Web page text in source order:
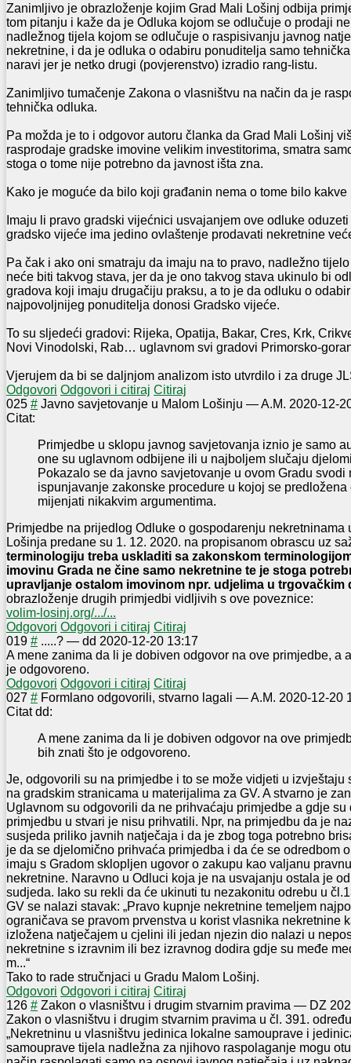
Zanimljivo je obrazloženje kojim Grad Mali Lošinj odbija
tom pitanju i kaže da je Odluka kojom se odlučuje o prodaji
nadležnog tijela kojom se odlučuje o raspisivanju javnog
nekretnine, i da je odluka o odabiru ponuditelja samo
naravi jer je netko drugi (povjerenstvo) izradio rang-listu.
Zanimljivo tumačenje Zakona o vlasništvu na način da je
tehnička odluka.
Pa možda je to i odgovor autoru članka da Grad Mali Lošinj
rasprodaje gradske imovine velikim investitorima, smatra
stoga o tome nije potrebno da javnost išta zna.
Kako je moguće da bilo koji građanin nema o tome bilo
Imaju li pravo gradski vijećnici usvajanjem ove odluke
gradsko vijeće ima jedino ovlaštenje prodavati nekretnine
Pa čak i ako oni smatraju da imaju na to pravo, nadležno
neće biti takvog stava, jer da je ono takvog stava ukinulo bi
gradova koji imaju drugačiju praksu, a to je da odluku o
najpovoljnijeg ponuditelja donosi Gradsko vijeće.
To su sljedeći gradovi: Rijeka, Opatija, Bakar, Cres, Krk,
Novi Vinodolski, Rab… uglavnom svi gradovi Primorsko-
Vjerujem da bi se daljnjom analizom isto utvrdilo i za druge
Odgovori Odgovori i citiraj Citiraj
025 # Javno savjetovanje u Malom Lošinju —A.M. 2020-12-
Citat:
Primjedbe u sklopu javnog savjetovanja iznio je samo
one su uglavnom odbijene ili u najboljem slučaju
Pokazalo se da javno savjetovanje u ovom Gradu svodi
ispunjavanje zakonske procedure u kojoj se predložena
mijenjati nikakvim argumentima.
Primjedbe na prijedlog Odluke o gospodarenju nekretninama
Lošinja predane su 1. 12. 2020. na propisanom obrascu uz
terminologiju treba uskladiti sa zakonskom
imovinu Grada ne čine samo nekretnine te je stoga
upravljanje ostalom imovinom npr. udjelima u trgovačkim
obrazloženje drugih primjedbi vidljivih s ove poveznice:
volim-losinj.org/.../...
Odgovori Odgovori i citiraj Citiraj
019 # .....? — dd 2020-12-20 13:17
A mene zanima da li je dobiven odgovor na ove primjedbe, a
je odgovoreno.
Odgovori Odgovori i citiraj Citiraj
027 # Formlano odgovorili, stvarno lagali —A.M. 2020-12-20
Citat dd:
A mene zanima da li je dobiven odgovor na ove
bih znati što je odgovoreno.
Je, odgovorili su na primjedbe i to se može vidjeti u izvještaju
na gradskim stranicama u materijalima za GV. A stvarno je
Uglavnom su odgovorili da ne prihvaćaju primjedbe a gdje
primjedbu u stvari je nisu prihvatili. Npr, na primjedbu da je
susjeda priliko javnih natječaja i da je zbog toga potrebno
je da se djelomično prihvaća primjedba i da će se odredbom
imaju s Gradom sklopljen ugovor o zakupu kao valjanu
nekretnine. Naravno u Odluci koja je na usvajanju ostala je
sudjeda. Iako su rekli da će ukinuti tu nezakonitu odrebu u
GV se nalazi stavak: „Pravo kupnje nekretnine temeljem
ograničava se pravom prvenstva u korist vlasnika nekretnine
izložena natječajem u cjelini ili jedan njezin dio nalazi u
nekretnine s izravnim ili bez izravnog dodira gdje su međe
m...“
Tako to rade stručnjaci u Gradu Malom Lošinj.
Odgovori Odgovori i citiraj Citiraj
126 # Zakon o vlasništvu i drugim stvarnim pravima — DZ
Zakon o vlasništvu i drugim stvarnim pravima u čl. 391.
„Nekretninu u vlasništvu jedinica lokalne samouprave i
samouprave tijela nadležna za njihovo raspolaganje mogu